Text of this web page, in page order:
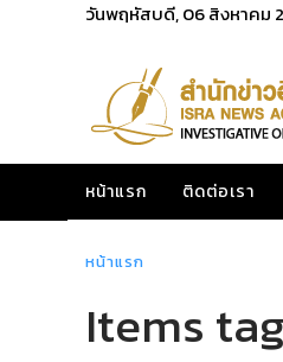
วันพฤหัสบดี, 06 สิงหาคม
หน้าแรก ติดต่อเรา
หน้าแรก
Items